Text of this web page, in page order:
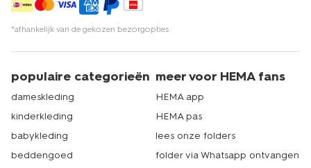
*afhankelijk van de gekozen bezorgopties
populaire categorieën
dameskleding
kinderkleding
babykleding
beddengoed
meer voor HEMA fans
HEMA app
HEMA pas
lees onze folders
folder via Whatsapp ontvangen